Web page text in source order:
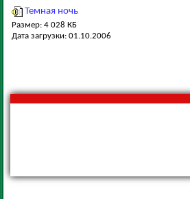
Темная ночь
Размер: 4 028 КБ
Дата загрузки: 01.10.2006